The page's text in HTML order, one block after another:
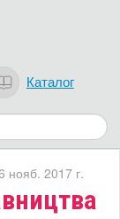
Каталог
нояб. 2017 г.